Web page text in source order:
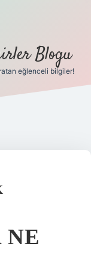
Blogu
eğlenceli bilgiler!
NE